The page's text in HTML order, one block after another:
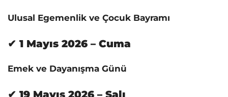
Ulusal Egemenlik ve Çocuk Bayramı
✔ 1 Mayıs 2026 – Cuma
Emek ve Dayanışma Günü